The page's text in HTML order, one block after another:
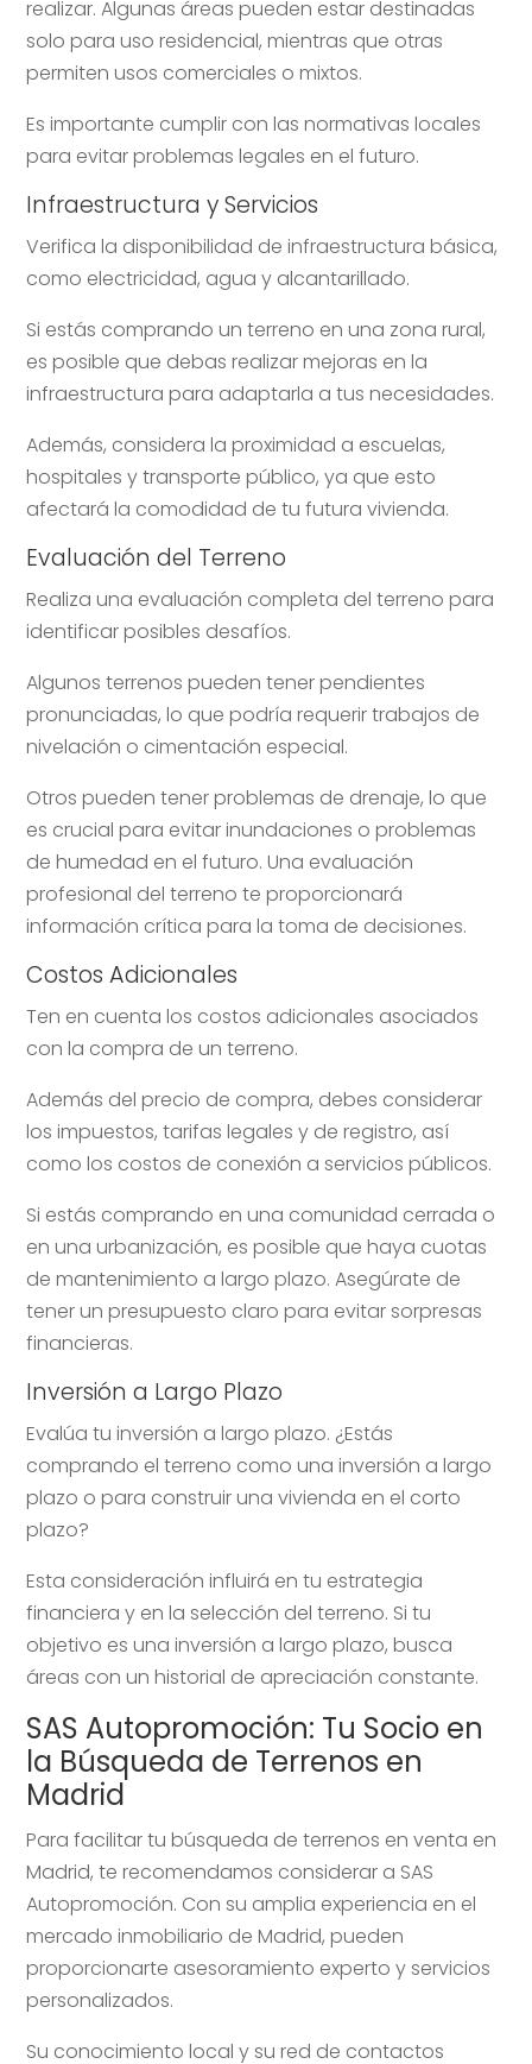
realizar. Algunas áreas pueden estar destinadas
solo para uso residencial, mientras que otras
permiten usos comerciales o mixtos.
Es importante cumplir con las normativas locales
para evitar problemas legales en el futuro.
Infraestructura y Servicios
Verifica la disponibilidad de infraestructura básica,
como electricidad, agua y alcantarillado.
Si estás comprando un terreno en una zona rural,
es posible que debas realizar mejoras en la
infraestructura para adaptarla a tus necesidades.
Además, considera la proximidad a escuelas,
hospitales y transporte público, ya que esto
afectará la comodidad de tu futura vivienda.
Evaluación del Terreno
Realiza una evaluación completa del terreno para
identificar posibles desafíos.
Algunos terrenos pueden tener pendientes
pronunciadas, lo que podría requerir trabajos de
nivelación o cimentación especial.
Otros pueden tener problemas de drenaje, lo que
es crucial para evitar inundaciones o problemas
de humedad en el futuro. Una evaluación
profesional del terreno te proporcionará
información crítica para la toma de decisiones.
Costos Adicionales
Ten en cuenta los costos adicionales asociados
con la compra de un terreno.
Además del precio de compra, debes considerar
los impuestos, tarifas legales y de registro, así
como los costos de conexión a servicios públicos.
Si estás comprando en una comunidad cerrada o
en una urbanización, es posible que haya cuotas
de mantenimiento a largo plazo. Asegúrate de
tener un presupuesto claro para evitar sorpresas
financieras.
Inversión a Largo Plazo
Evalúa tu inversión a largo plazo. ¿Estás
comprando el terreno como una inversión a largo
plazo o para construir una vivienda en el corto
plazo?
Esta consideración influirá en tu estrategia
financiera y en la selección del terreno. Si tu
objetivo es una inversión a largo plazo, busca
áreas con un historial de apreciación constante.
SAS Autopromoción: Tu Socio en
la Búsqueda de Terrenos en
Madrid
Para facilitar tu búsqueda de terrenos en venta en
Madrid, te recomendamos considerar a SAS
Autopromoción. Con su amplia experiencia en el
mercado inmobiliario de Madrid, pueden
proporcionarte asesoramiento experto y servicios
personalizados.
Su conocimiento local y su red de contactos